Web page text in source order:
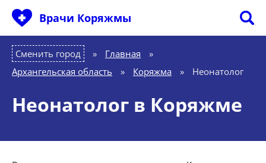
Врачи Коряжмы
Сменить город Главная
»
Архангельская область
» Коряжма » Неонатолог
Неонатолог в Коряжме